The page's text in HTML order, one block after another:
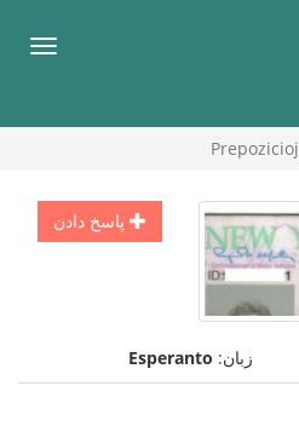
Prepozicioj
پاسخ دادن
زبان: Esperanto